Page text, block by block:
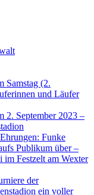
Samstag (2.
und Läufer
2. September 2023 –
Funke
Publikum über –
im Festzelt am Wexter
der
ein voller